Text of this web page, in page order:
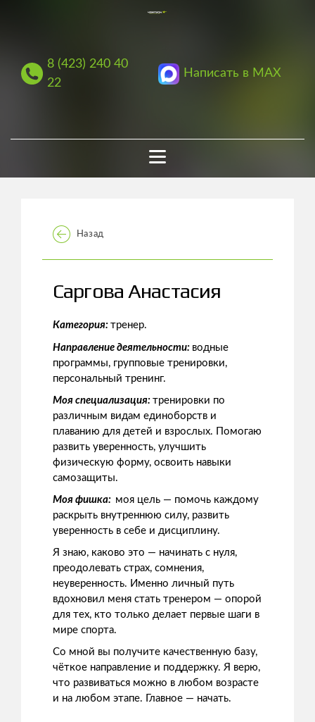
8 (423) 240 40
22
Написать в MAX
Назад
Саргова Анастасия
Категория: тренер.
Направление деятельности: водные
программы, групповые тренировки,
персональный тренинг.
Моя специализация: тренировки по
различным видам единоборств и
плаванию для детей и взрослых. Помогаю
развить уверенность, улучшить
физическую форму, освоить навыки
самозащиты.
Моя фишка: моя цель — помочь каждому
раскрыть внутреннюю силу, развить
уверенность в себе и дисциплину.
Я знаю, каково это — начинать с нуля,
преодолевать страх, сомнения,
неуверенность. Именно личный путь
вдохновил меня стать тренером — опорой
для тех, кто только делает первые шаги в
мире спорта.
Со мной вы получите качественную базу,
чёткое направление и поддержку. Я верю,
что развиваться можно в любом возрасте
и на любом этапе. Главное — начать.